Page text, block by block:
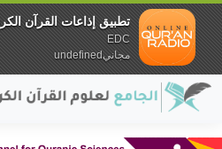
تطبيق إذاعات القرآن
EDC
مجانيundefined